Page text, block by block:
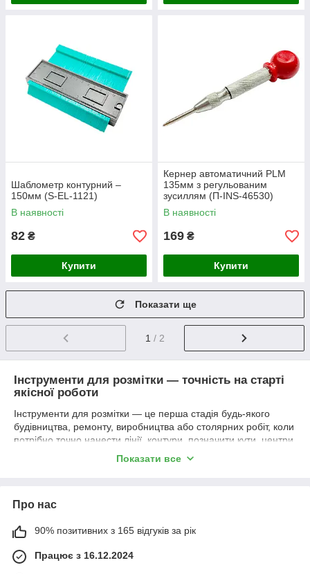
Шаблометр контурний –
150мм (S-EL-1121)
В наявності
82 ₴
Купити
Кернер автоматичний PLM
135мм з регульованим
зусиллям (П-INS-46530)
В наявності
169 ₴
Купити
Показати ще
1 / 2
Інструменти для розмітки — точність на старті
якісної роботи
Інструменти для розмітки — це перша стадія будь-якого
будівництва, ремонту, виробництва або столярних робіт, коли
потрібно точно нанести лінії, контури, позначити кути, центри
чи пази. Якість розмітки визначає, наскільки рівними будуть
крейдою або пігментом, розмічальні олівці і будівельні олівці,
малки, розмічальні шаблони, кутники-розмічники та інші
Показати все
Про нас
90% позитивних з 165 відгуків за рік
Працює з 16.12.2024